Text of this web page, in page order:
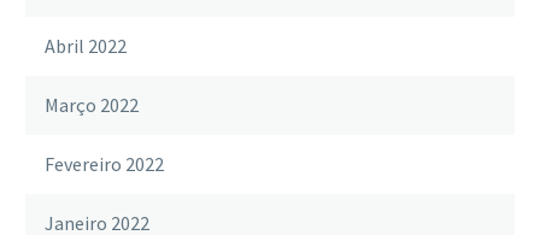
Abril 2022
Março 2022
Fevereiro 2022
Janeiro 2022